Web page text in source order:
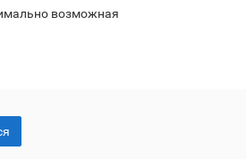
возможная